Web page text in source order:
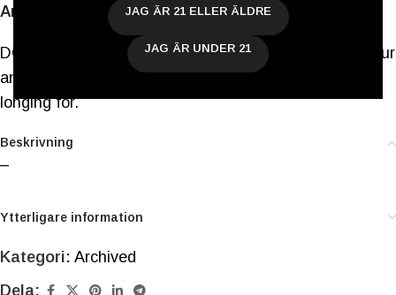
JAG ÄR 21 ELLER ÄLDRE
JAG ÄR UNDER 21
Amber Ale
DON’T PANIC!! This beer is 3.4%, packed full of flavour
and perfect for that relaxing moment you’ve been
longing for.
Beskrivning
–
Ytterligare information
Kategori: Archived
Dela: